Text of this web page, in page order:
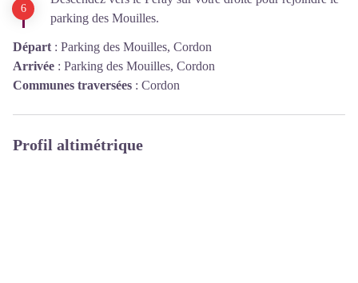
parking des Mouilles.
Départ : Parking des Mouilles, Cordon
Arrivée : Parking des Mouilles, Cordon
Communes traversées : Cordon
Profil altimétrique